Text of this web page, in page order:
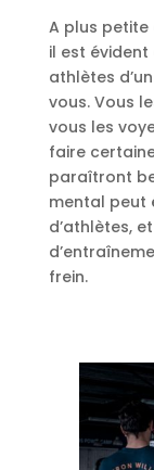
A plus petite
il est
athlètes
vous. Vous
vous les
faire
paraîtront
mental peut
d’athlètes,
frein.